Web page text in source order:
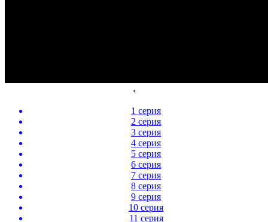
‹
1 серия
2 серия
3 серия
4 серия
5 серия
6 серия
7 серия
8 серия
9 серия
10 серия
11 серия